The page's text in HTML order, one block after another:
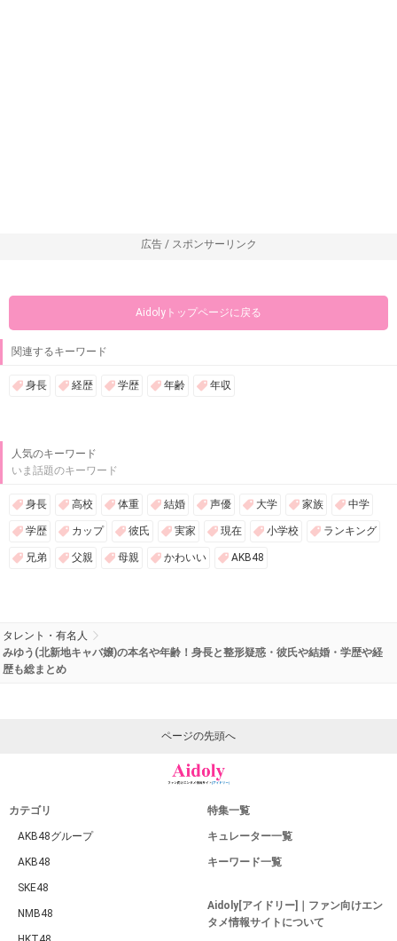
広告 / スポンサーリンク
Aidolyトップページに戻る
関連するキーワード
身長 経歴 学歴 年齢 年収
人気のキーワード
いま話題のキーワード
身長 高校 体重 結婚 声優 大学 家族 中学
学歴 カップ 彼氏 実家 現在 小学校 ランキング
兄弟 父親 母親 かわいい AKB48
タレント・有名人
みゆう(北新地キャバ嬢)の本名や年齢！身長と整形疑惑・彼氏や結婚・学歴や経
歴も総まとめ
ページの先頭へ
カテゴリ
AKB48グループ
AKB48
SKE48
NMB48
特集一覧
キュレーター一覧
キーワード一覧
Aidoly[アイドリー]｜ファン向けエン
タメ情報サイトについて